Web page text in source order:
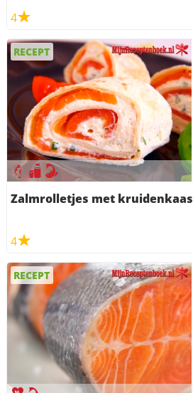
4
RECEPT
Zalmrolletjes met kruidenkaas
4
RECEPT